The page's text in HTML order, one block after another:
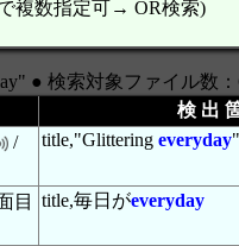
定可→ OR検索)
● 検索対象ファイル数：
検 出
/
title,"Glittering everyday"
目
title,毎日がeveryday